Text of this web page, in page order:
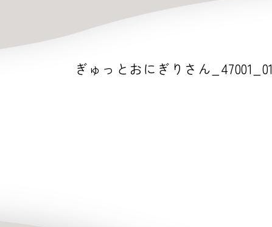
ぎゅっとおにぎりさん_47001_01